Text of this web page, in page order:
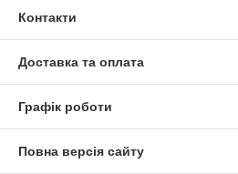
Контакти
Доставка та оплата
Графік роботи
Повна версія сайту